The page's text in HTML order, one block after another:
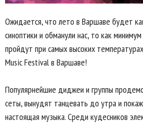
Ожидается, что лето в Варшаве будет
синоптики и обманули нас, то как
пройдут при самых высоких
Music Festival в Варшаве!
Популярнейшие диджеи и группы
сеты, вынудят танцевать до утра и
настоящая музыка. Среди кудесников